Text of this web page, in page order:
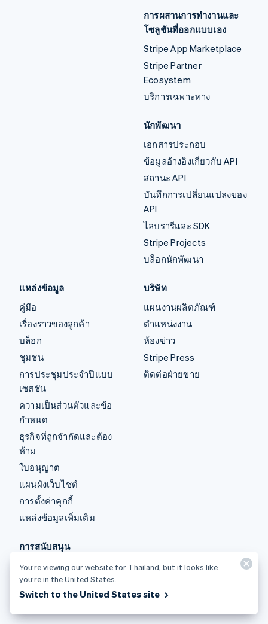
การผสานการทำงานและ
โซลูชันที่ออกแบบเอง
Stripe App Marketplace
Stripe Partner
Ecosystem
บริการเฉพาะทาง
นักพัฒนา
เอกสารประกอบ
ข้อมูลอ้างอิงเกี่ยวกับ API
สถานะ API
บันทึกการเปลี่ยนแปลงของ
API
ไลบรารีและ SDK
Stripe Projects
บล็อกนักพัฒนา
แหล่งข้อมูล
คู่มือ
เรื่องราวของลูกค้า
บล็อก
ชุมชน
การประชุมประจำปีแบบ
เซสชัน
ความเป็นส่วนตัวและข้อ
กำหนด
ธุรกิจที่ถูกจำกัดและต้อง
ห้าม
ใบอนุญาต
แผนผังเว็บไซต์
การตั้งค่าคุกกี้
แหล่งข้อมูลเพิ่มเติม
บริษัท
แผนงานผลิตภัณฑ์
ตำแหน่งงาน
ห้องข่าว
Stripe Press
ติดต่อฝ่ายขาย
การสนับสนุน
รับการสนับสนุน
แพ็กเกจการสนับสนุนที่มี
การจัดการ
You’re viewing our website for Thailand, but it looks like
you’re in the United States.
Switch to the United States site